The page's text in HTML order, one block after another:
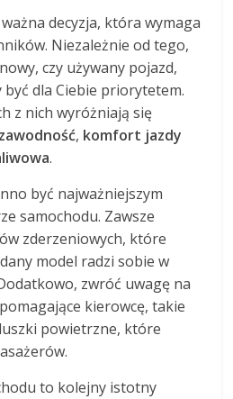
decyzja, która wymaga
Niezależnie od tego,
czy używany pojazd,
dla Ciebie priorytetem.
z nich wyróżniają się
, komfort jazdy
.
być najważniejszym
samochodu. Zawsze
zderzeniowych, które
model radzi sobie w
zwróć uwagę na
kierowcę, takie
powietrzne, które
to kolejny istotny